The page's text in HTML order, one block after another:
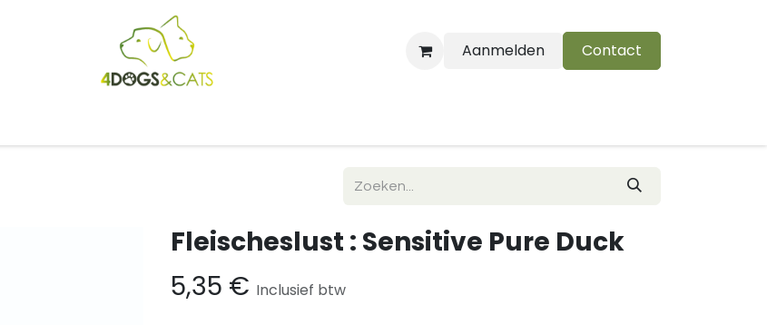
Aanmelden
Contact
Fleischeslust : Sensitive Pure Duck
5,35 € Inclusief btw